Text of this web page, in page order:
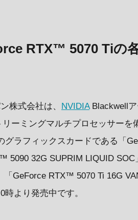
RTX™ 5070 Tiの
株式会社は、 NVIDIABlackwellア
ーミングマルチプロセッサーを
ラフィックスカードである「
5090 32G SUPRIM LIQUID SOC
GeForce RTX™ 5070 Ti 16G
より発売中です。